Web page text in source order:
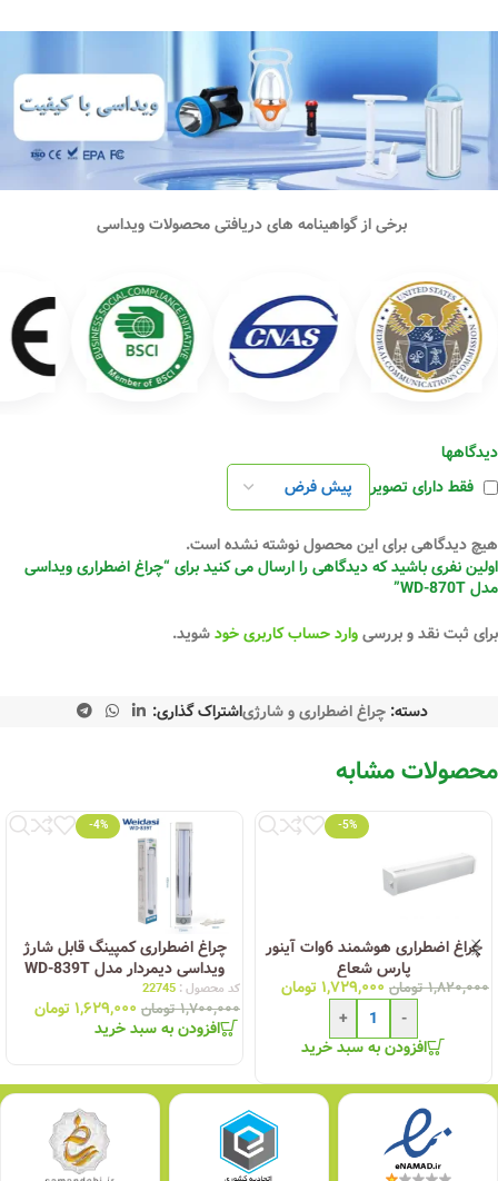
برخی از گواهینامه های دریافتی محصولات ویداسی
دیدگاهها
فقط دارای تصویر
هیچ دیدگاهی برای این محصول نوشته نشده است.
اولین نفری باشید که دیدگاهی را ارسال می کنید برای “چراغ اضطراری ویداسی
مدل WD-870T”
برای ثبت نقد و بررسیوارد حساب کاربری خودشوید.
دسته: چراغ اضطراری و شارژیاشتراک گذاری:
محصولات مشابه
-5%
چراغ اضطراری هوشمند 6وات آینور
پارس شعاع
۱,۸۲۰,۰۰۰ تومان ۱,۷۲۹,۰۰۰ تومان
-
+
افزودن به سبد خرید
-4%
چراغ اضطراری کمپینگ قابل شارژ
ویداسی دیمردار مدل WD-839T
کد محصول : 22745
۱,۷۰۰,۰۰۰ تومان ۱,۶۲۹,۰۰۰ تومان
افزودن به سبد خرید